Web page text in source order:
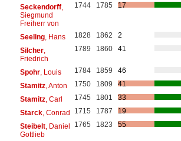
Seckendorff,
Siegmund
Freiherr von
1744 1785 17
Seeling, Hans 1828 1862
2
Silcher,
Friedrich
1789 1860 41
Spohr, Louis 1784 1859
46
Stamitz, Anton 1750 1809
41
Stamitz, Carl 1745 1801
33
Starck, Conrad 1715 1787
19
Steibelt, Daniel
Gottlieb
1765 1823 55